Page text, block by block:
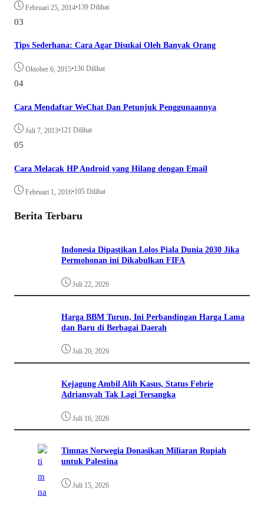
Februari 25, 2014•139 Dilihat
03
Tips Sederhana: Cara Agar Disukai Oleh Banyak Orang
Oktober 6, 2015•136 Dilihat
04
Cara Mendaftar WeChat Dan Petunjuk Penggunaannya
Juli 7, 2013•121 Dilihat
05
Cara Melacak HP Android yang Hilang dengan Email
Februari 1, 2016•105 Dilihat
Berita Terbaru
Indonesia Dipastikan Lolos Piala Dunia 2030 Jika
Permohonan ini Dikabulkan FIFA
Juli 22, 2026
Harga BBM Turun, Ini Perbandingan Harga Lama
dan Baru di Berbagai Daerah
Juli 20, 2026
Kejagung Ambil Alih Kasus, Status Febrie
Adriansyah Tak Lagi Tersangka
Juli 16, 2026
Timnas Norwegia Donasikan Miliaran Rupiah
untuk Palestina
Juli 15, 2026